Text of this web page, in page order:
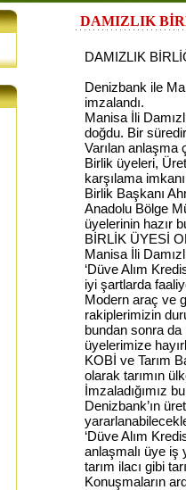
DAMIZLIK
DAMIZLIK
Denizbank ile
imzalandı.
Manisa İli
doğdu. Bir
Varılan anlaşma
Birlik üyeleri,
karşılama
Birlik Başkanı
Anadolu Bölge
üyelerinin hazır
BİRLİK ÜYESİ
Manisa İli
‘Düve Alım
iyi şartlarda
Modern araç ve
rakiplerimizin
bundan sonra da
üyelerimize
KOBİ ve Tarım
olarak tarımın
İmzaladığımız
Denizbank’ın
‘Düve Alım
anlaşmalı üye iş
tarım ilacı gibi
Konuşmaların